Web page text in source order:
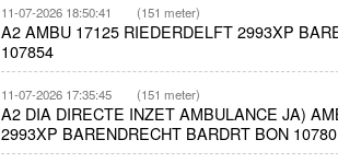
11-07-2026 18:50:41 (151 meter)
A2 AMBU 17125 RIEDERDELFT 2993XP
107854
11-07-2026 17:35:45 (151 meter)
A2 DIA DIRECTE INZET AMBULANCE JA)
2993XP BARENDRECHT BARDRT BON